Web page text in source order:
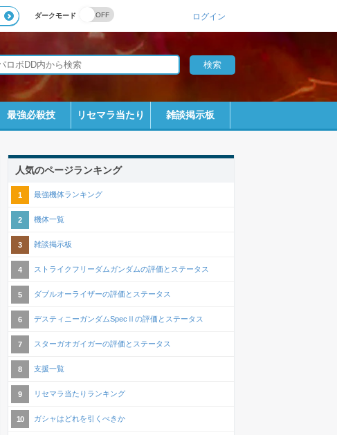
ダークモード ログイン
最強必殺技 リセマラ当たり 雑談掲示板
人気のページランキング
最強機体ランキング
機体一覧
雑談掲示板
ストライクフリーダムガンダムの評価とステータス
ダブルオーライザーの評価とステータス
デスティニーガンダムSpecⅡの評価とステータス
スターガオガイガーの評価とステータス
支援一覧
リセマラ当たりランキング
ガシャはどれを引くべきか